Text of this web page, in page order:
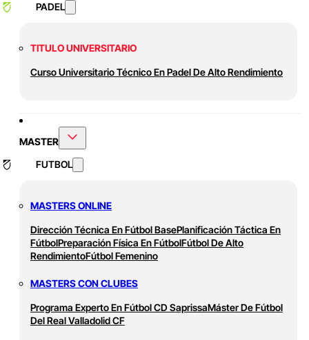
PADEL
TITULO UNIVERSITARIO
Curso Universitario Técnico En Padel De Alto Rendimiento
MASTER
FUTBOL
MASTERS ONLINE
Dirección Técnica En Fútbol BasePlanificación Táctica En
FútbolPreparación Física En FútbolFútbol De Alto
RendimientoFútbol Femenino
MASTERS CON CLUBES
Programa Experto En Fútbol CD SaprissaMáster De Fútbol
Del Real Valladolid CF